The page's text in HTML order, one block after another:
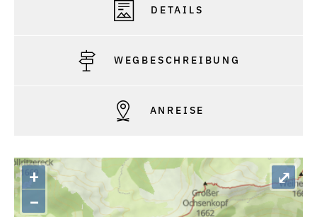
DETAILS
WEGBESCHREIBUNG
ANREISE
+
–
⤢